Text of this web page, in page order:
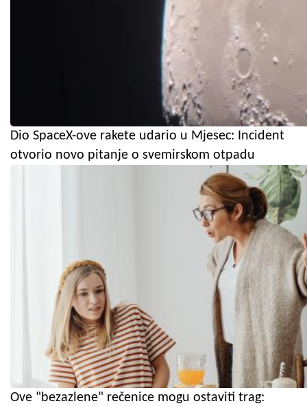
Dio SpaceX-ove rakete udario u Mjesec: Incident
otvorio novo pitanje o svemirskom otpadu
Ove "bezazlene" rečenice mogu ostaviti trag: